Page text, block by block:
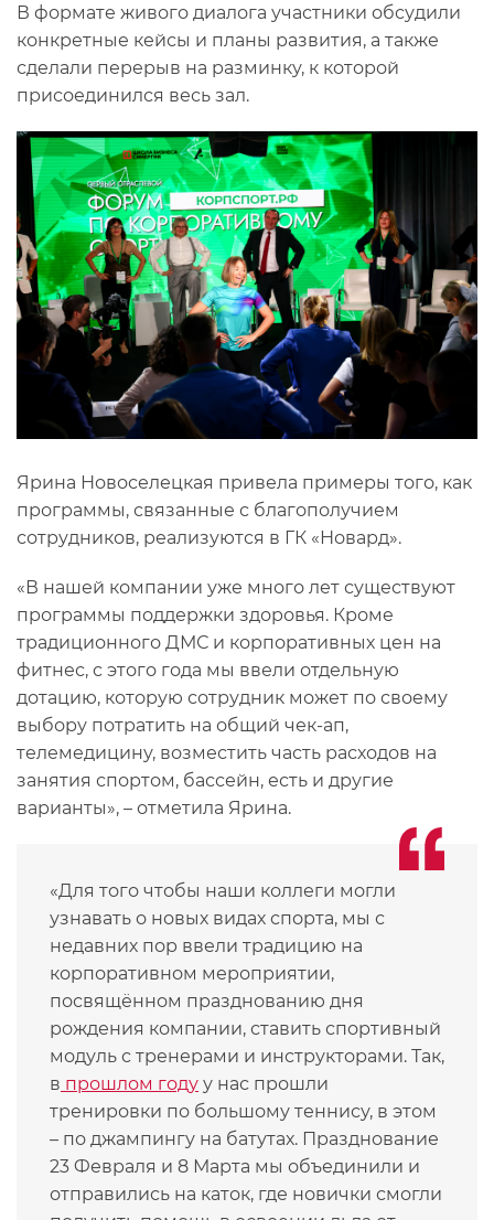
В формате живого диалога участники обсудили
конкретные кейсы и планы развития, а также
сделали перерыв на разминку, к которой
присоединился весь зал.
Ярина Новоселецкая привела примеры того, как
программы, связанные с благополучием
сотрудников, реализуются в ГК «Новард».
«В нашей компании уже много лет существуют
программы поддержки здоровья. Кроме
традиционного ДМС и корпоративных цен на
фитнес, с этого года мы ввели отдельную
дотацию, которую сотрудник может по своему
выбору потратить на общий чек-ап,
телемедицину, возместить часть расходов на
занятия спортом, бассейн, есть и другие
варианты», – отметила Ярина.
«Для того чтобы наши коллеги могли
узнавать о новых видах спорта, мы с
недавних пор ввели традицию на
корпоративном мероприятии,
посвящённом празднованию дня
рождения компании, ставить спортивный
модуль с тренерами и инструкторами. Так,
в прошлом году у нас прошли
тренировки по большому теннису, в этом
– по джампингу на батутах. Празднование
23 Февраля и 8 Марта мы объединили и
отправились на каток, где новички смогли